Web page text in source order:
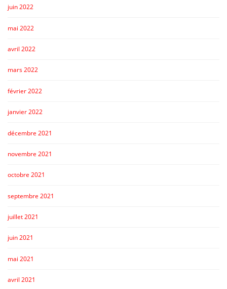
juin 2022
mai 2022
avril 2022
mars 2022
février 2022
janvier 2022
décembre 2021
novembre 2021
octobre 2021
septembre 2021
juillet 2021
juin 2021
mai 2021
avril 2021